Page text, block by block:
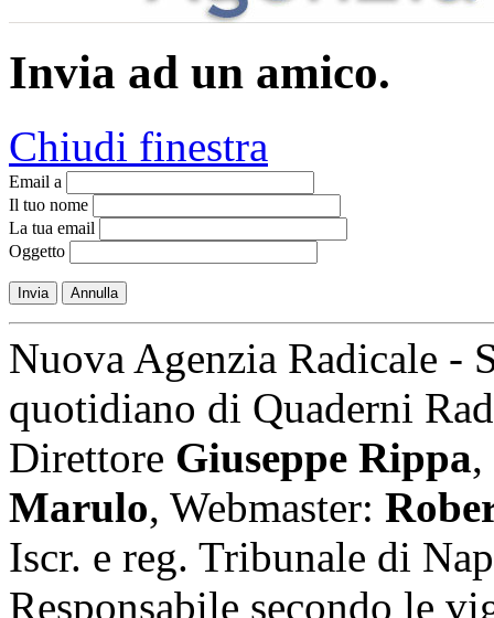
Invia ad un amico.
Chiudi finestra
Email a
Il tuo nome
La tua email
Oggetto
Invia Annulla
Nuova Agenzia Radicale -
quotidiano di Quaderni
Direttore Giuseppe Rippa,
Marulo, Webmaster:
Iscr. e reg. Tribunale di
Responsabile secondo le